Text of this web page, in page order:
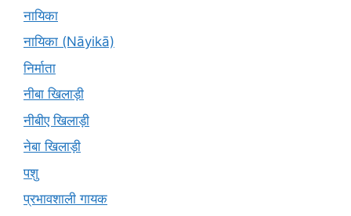
नायिका
नायिका (Nāyikā)
निर्माता
नीबा खिलाड़ी
नीबीए खिलाड़ी
नेबा खिलाड़ी
पशु
प्रभावशाली गायक